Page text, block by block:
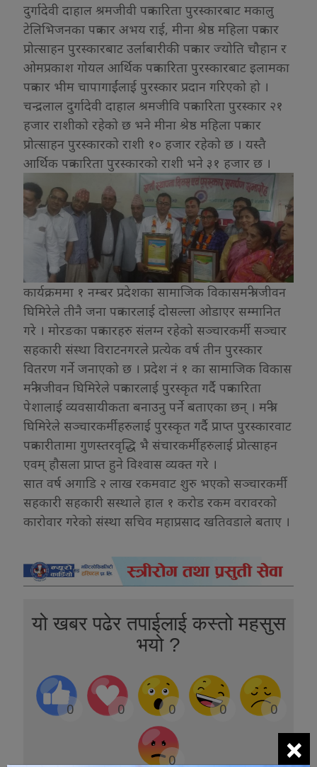
दुर्गादेवी दाहाल श्रमजीवी पत्रकारिता पुरस्कारबाट मकालु
टेलिभिजनका पत्रकार अभय राई, मीना श्रेष्ठ महिला पत्रकार
प्रोत्साहन पुरस्कारबाट उर्लाबारीकी पत्रकार ज्योति चौहान र
ओमप्रकाश गोयल आर्थिक पत्रकारिता पुरस्कारबाट इलामका
पत्रकार भीम चापागाईंलाई पुरस्कार प्रदान गरिएको हो ।
चन्द्रलाल दुर्गादेवी दाहाल श्रमजीवि पत्रकारिता पुरस्कार २१
हजार राशीको रहेको छ भने मीना श्रेष्ठ महिला पत्रकार
प्रोत्साहन पुरस्कारको राशी १० हजार रहेको छ । यस्तै
आर्थिक पत्रकारिता पुरस्कारको राशी भने ३१ हजार छ ।
कार्यक्रममा १ नम्बर प्रदेशका सामाजिक विकासमन्त्री जीवन
घिमिरेले तीनै जना पत्रकारलाई दोसल्ला ओडाएर सम्मानित
गरे । मोरङका पत्रकारहरु संलग्न रहेको सञ्चारकर्मी सञ्चार
सहकारी संस्था विराटनगरले प्रत्येक वर्ष तीन पुरस्कार
वितरण गर्ने जनाएको छ । प्रदेश नं १ का सामाजिक विकास
मन्त्री जीवन घिमिरेले पत्रकारलाई पुरस्कृत गर्दै पत्रकारिता
पेशालाई व्यवसायीकता बनाउनु पर्ने बताएका छन् । मन्त्री
घिमिरेले सञ्चारकर्मीहरुलाई पुरस्कृत गर्दै प्राप्त पुरस्कारवाट
पत्रकारीतामा गुणस्तरवृद्धि भै संचारकर्मीहरुलाई प्रोत्साहन
एवम् हौसला प्राप्त हुने विश्वास व्यक्त गरे ।
सात वर्ष अगाडि २ लाख रकमवाट शुरु भएको सञ्चारकर्मी
सहकारी सहकारी सस्थाले हाल १ करोड रकम वरावरको
कारोवार गरेको संस्था सचिव महाप्रसाद खतिवडाले बताए ।
यो खबर पढेर तपाईलाई कस्तो महसुस
भयो ?
0 0 0 0 0
0 ×